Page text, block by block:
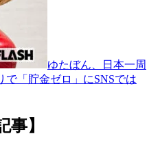
ゆたぼん、日本一周
「貯金ゼロ」にSNSでは
事】